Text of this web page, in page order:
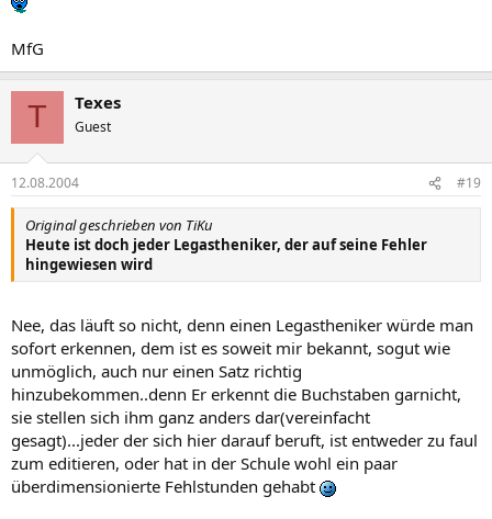
MfG
T Texes
Guest
12.08.2004 #19
Original geschrieben von TiKu
Heute ist doch jeder Legastheniker, der auf seine Fehler
hingewiesen wird
Nee, das läuft so nicht, denn einen Legastheniker würde man
sofort erkennen, dem ist es soweit mir bekannt, sogut wie
unmöglich, auch nur einen Satz richtig
hinzubekommen..denn Er erkennt die Buchstaben garnicht,
sie stellen sich ihm ganz anders dar(vereinfacht
gesagt)...jeder der sich hier darauf beruft, ist entweder zu faul
zum editieren, oder hat in der Schule wohl ein paar
überdimensionierte Fehlstunden gehabt